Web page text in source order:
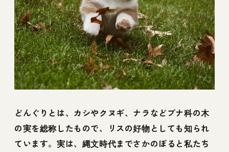
どんぐりとは、カシやクヌギ、ナラなどブナ科の木
の実を総称したもので、リスの好物としても知られ
ています。実は、縄文時代までさかのぼると私たち